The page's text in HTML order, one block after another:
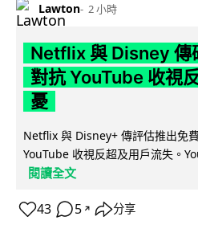
Lawton 2 小時
Netflix 與 Disney 傳
對抗 YouTube 收視
憂
Netflix 與 Disney+ 傳評估推出免
YouTube 收視反超及用戶流失。
閱讀全文
43 5 ↗ 分享